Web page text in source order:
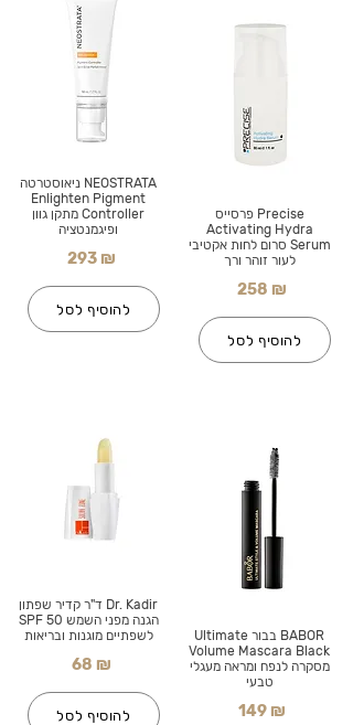
NEOSTRATA ניאוסטרטה
Enlighten Pigment
Controller מתקן גוון
ופיגמנטציה
293 ₪
להוסיף לסל
Dr. Kadir ד"ר קדיר שפתון
הגנה מפני השמש SPF 50
לשפתיים מוגנות ובריאות
68 ₪
להוסיף לסל
Precise פרסייס
Activating Hydra
Serum סרום לחות אקטיבי
לעור זוהר ורך
258 ₪
להוסיף לסל
BABOR בבור Ultimate
Volume Mascara Black
מסקרה לנפח ומראה מעגלי
טבעי
149 ₪